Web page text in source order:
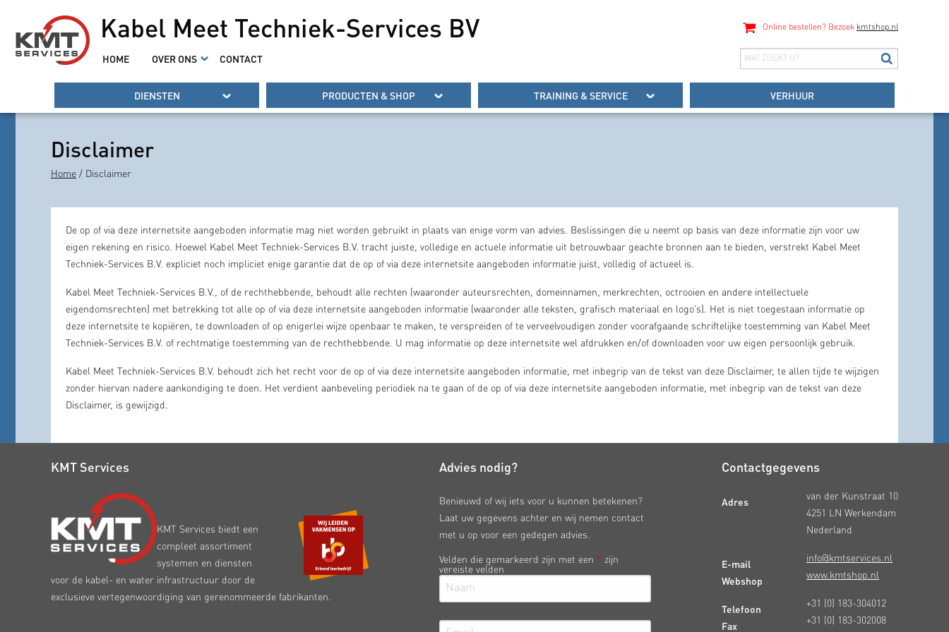
Kabel Meet Techniek-Services BV
HOME OVER ONS CONTACT
Online bestellen? Bezoek kmtshop.nl
DIENSTEN PRODUCTEN & SHOP TRAINING & SERVICE VERHUUR
Disclaimer
Home / Disclaimer
De op of via deze internetsite aangeboden informatie mag niet worden gebruikt in plaats van enige vorm van advies. Beslissingen die u neemt op basis van deze informatie zijn voor uw
eigen rekening en risico. Hoewel Kabel Meet Techniek-Services B.V. tracht juiste, volledige en actuele informatie uit betrouwbaar geachte bronnen aan te bieden, verstrekt Kabel Meet
Techniek-Services B.V. expliciet noch impliciet enige garantie dat de op of via deze internetsite aangeboden informatie juist, volledig of actueel is.
Kabel Meet Techniek-Services B.V., of de rechthebbende, behoudt alle rechten (waaronder auteursrechten, domeinnamen, merkrechten, octrooien en andere intellectuele
eigendomsrechten) met betrekking tot alle op of via deze internetsite aangeboden informatie (waaronder alle teksten, grafisch materiaal en logo’s). Het is niet toegestaan informatie op
deze internetsite te kopiëren, te downloaden of op enigerlei wijze openbaar te maken, te verspreiden of te verveelvoudigen zonder voorafgaande schriftelijke toestemming van Kabel Meet
Techniek-Services B.V. of rechtmatige toestemming van de rechthebbende. U mag informatie op deze internetsite wel afdrukken en/of downloaden voor uw eigen persoonlijk gebruik.
Kabel Meet Techniek-Services B.V. behoudt zich het recht voor de op of via deze internetsite aangeboden informatie, met inbegrip van de tekst van deze Disclaimer, te allen tijde te wijzigen
zonder hiervan nadere aankondiging te doen. Het verdient aanbeveling periodiek na te gaan of de op of via deze internetsite aangeboden informatie, met inbegrip van de tekst van deze
Disclaimer, is gewijzigd.
KMT Services
KMT Services biedt een
compleet assortiment
systemen en diensten
voor de kabel- en water infrastructuur door de
exclusieve vertegenwoordiging van gerenommeerde fabrikanten.
Advies nodig?
Benieuwd of wij iets voor u kunnen betekenen?
Laat uw gegevens achter en wij nemen contact
met u op voor een gedegen advies.
Velden die gemarkeerd zijn met een * zijn
vereiste velden
Contactgegevens
Adres
E-mail
Webshop
Telefoon
Fax
van der Kunstraat 10
4251 LN Werkendam
Nederland
info@kmtservices.nl
www.kmtshop.nl
+31 (0) 183-304012
+31 (0) 183-302008